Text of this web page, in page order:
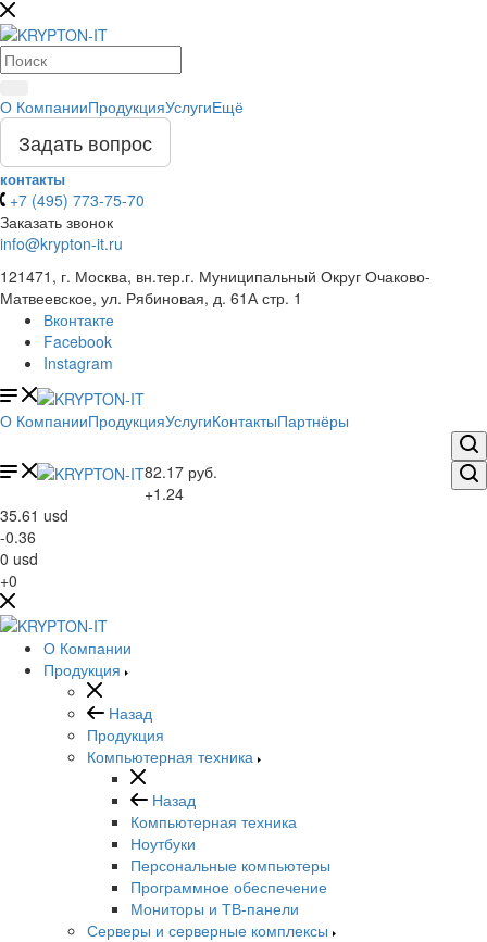
О КомпанииПродукцияУслугиЕщё
Задать вопрос
контакты
+7 (495) 773-75-70
Заказать звонок
info@krypton-it.ru
121471, г. Москва, вн.тер.г. Муниципальный Округ Очаково-
Матвеевское, ул. Рябиновая, д. 61А стр. 1
Вконтакте
Facebook
Instagram
О КомпанииПродукцияУслугиКонтактыПартнёры
82.17 руб.
+1.24
35.61 usd
-0.36
0 usd
+0
О Компании
Продукция
Назад
Продукция
Компьютерная техника
Назад
Компьютерная техника
Ноутбуки
Персональные компьютеры
Программное обеспечение
Мониторы и ТВ-панели
Серверы и серверные комплексы